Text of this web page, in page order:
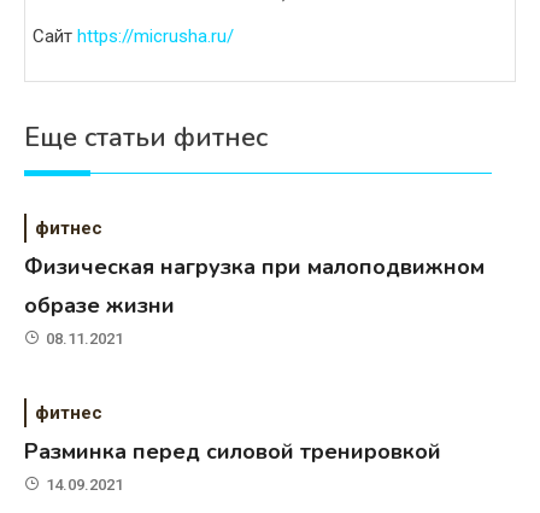
Сайт https://micrusha.ru/
Еще статьи фитнес
фитнес
Физическая нагрузка при малоподвижном
образе жизни
08.11.2021
фитнес
Разминка перед силовой тренировкой
14.09.2021